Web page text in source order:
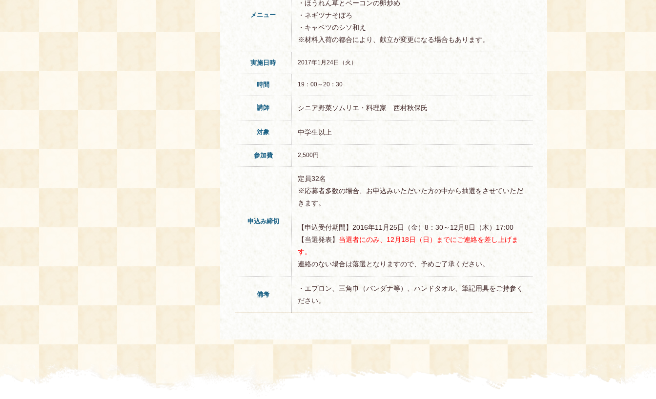
メニュー
・ほうれん草とベーコンの卵炒め
・ネギツナそぼろ
・キャベツのシソ和え
※材料入荷の都合により、献立が変更になる場合もあります。
実施日時 2017年1月24日（火）
時間 19：00～20：30
講師 シニア野菜ソムリエ・料理家 西村秋保氏
対象 中学生以上
参加費 2,500円
申込み締切
定員32名
※応募者多数の場合、お申込みいただいた方の中から抽選をさせていただ
きます。
【申込受付期間】2016年11月25日（金）8：30～12月8日（木）17:00
【当選発表】 当選者にのみ、12月18日（日）までにご連絡を差し上げま
す。
連絡のない場合は落選となりますので、予めご了承ください。
備考
・エプロン、三角巾（バンダナ等）、ハンドタオル、筆記用具をご持参く
ださい。